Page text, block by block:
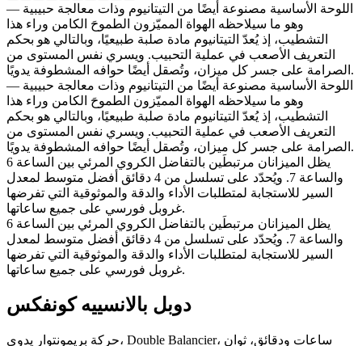
اللوحة الأساسية مصنوعة أيضًا من التيتانيوم وذات معالجة حبيبية —
وهو ما سيلاحظه الهواة المميّزون الطموحَ الكامن وراء هذا
التشطيب، إذ يُعدّ التيتانيوم مادة صلبة طبيعيًا، وبالتالي هو بحكم
التعريف الأصعب في عملية التحبيب. ويسري نفس المستوى من
الصرامة على جسر كل ميزان، وتُصقل أيضًا حوافه المشطوفة يدويًا.
اللوحة الأساسية مصنوعة أيضًا من التيتانيوم وذات معالجة حبيبية —
وهو ما سيلاحظه الهواة المميّزون الطموحَ الكامن وراء هذا
التشطيب، إذ يُعدّ التيتانيوم مادة صلبة طبيعيًا، وبالتالي هو بحكم
التعريف الأصعب في عملية التحبيب. ويسري نفس المستوى من
الصرامة على جسر كل ميزان، وتُصقل أيضًا حوافه المشطوفة يدويًا.
يظل الميزانان مرتبطَين بالتفاضل الكروي المرئي بين الساعة 6
والساعة 7. ويُحدّد على تسلسل من 4 دقائق أفضل متوسط لمعدل
السير للاستجابة لمتطلبات الأداء والدقة والموثوقية التي تفرضها
غروبل فورسي على جميع ساعاتها.
يظل الميزانان مرتبطَين بالتفاضل الكروي المرئي بين الساعة 6
والساعة 7. ويُحدّد على تسلسل من 4 دقائق أفضل متوسط لمعدل
السير للاستجابة لمتطلبات الأداء والدقة والموثوقية التي تفرضها
غروبل فورسي على جميع ساعاتها.
دوبل بالانسييه كونفكس
حركة بريمونتوار يدوي، Double Balancier، ساعات ودقائق، ثوانٍ